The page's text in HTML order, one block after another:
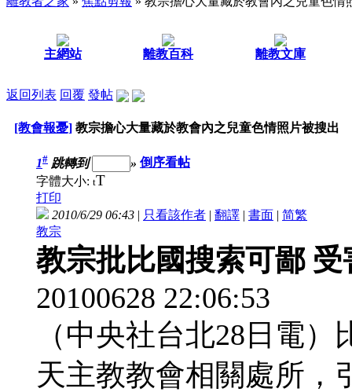
主網站 離教百科 離教文庫
返回列表 回覆 發帖
[教會報憂] 教宗擔心大量藏於教會內之兒童色情照片被搜出
1# 跳轉到 » 倒序看帖
字體大小: tT
打印
2010/6/29 06:43 | 只看該作者 | 翻譯 | 書面 | 简繁
教宗
教宗批比國搜索可鄙
20100628
（中央社台北28日電
天主教教會相關處所，